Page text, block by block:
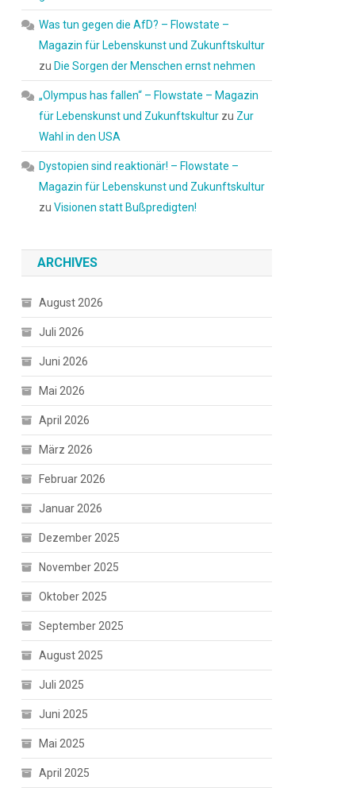
Was tun gegen die AfD? – Flowstate –
Magazin für Lebenskunst und Zukunftskultur
zu Die Sorgen der Menschen ernst nehmen
„Olympus has fallen“ – Flowstate – Magazin
für Lebenskunst und Zukunftskultur zu Zur
Wahl in den USA
Dystopien sind reaktionär! – Flowstate –
Magazin für Lebenskunst und Zukunftskultur
zuVisionen statt Bußpredigten!
ARCHIVES
August 2026
Juli 2026
Juni 2026
Mai 2026
April 2026
März 2026
Februar 2026
Januar 2026
Dezember 2025
November 2025
Oktober 2025
September 2025
August 2025
Juli 2025
Juni 2025
Mai 2025
April 2025